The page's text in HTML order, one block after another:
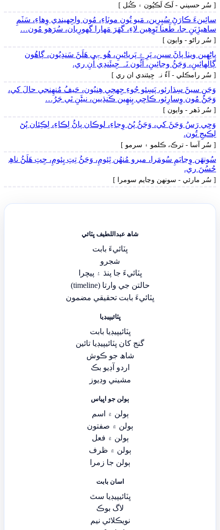
[ سُر حسيني - لَڪ لَڪيُون ۽ ڪُٺل ]
سائِينءَ ڪارَڻِ سُپِرِين، مَيو تُون موٽاءِ، مُون واجِهيندي وِھاءِ، سَٺَمِ
ساھيڙِيَنِ جا، طَعنا تَوِھِين لاءِ، گهَرَ مَھارا گهورِيان، سُرَھو مُون…
[ سُر راڻو - وايون ]
پاڻِهين ويٺا پاڻَ سين، پَرِ ۾ پَرياڻينِ، ھُو جٖي ھَلَڻَ سَندِيُون، ڳاھُون
ڳالَهائِينِ، وَڃَڻُ وڃائِينِ، آئُون نَہ جِيئَندِي اُنِ ري.
[ سُر رامڪلي - آءٌ نہ جِيئندي ان ري ]
وَڃَنِ سيڻَ سِڌارئو، پَسِئو جُوءِ جِهڄي ھِنيُون، حَيفُ مُنھِنجي حالَ کي،
وَڃَڻُ مُون وِسارِئو، ڪاڇي ٻِنهِين ڪَنڌِيين، نيڻَنِ ٿي جَرُ…
[ سُر ڏھر - وايون ]
وَڃِي رَسُ وَڃَڻَ کي، وَڃَڻُ پُڻ وِڃاءِ، لوڪان پاڻُ لِڪاءِ، لِڪِئان پُڻ
لِڪيجِ تُون.
[ سُر آسا - ترڪ، ڪلمو ۽ سرمو ]
سُونھَن وِڃايَمِ سُومَرا، ميرو مُنھُن ٿِئومِ، وَڃَڻُ تِتِ پِئومِ، جِتِ ھَلَڻُ ناھِ
حُسُنَ ري.
[ سُر مارئي - سونھن وڃايم سومرا ]
شاھ عبداللطيف ڀٽائي
ڀٽائيءَ بابت
شجرو
ڀٽائيءَ جا پنڌ ۽ پيچرا
حالتن جي وارتا (timeline)
ڀٽائيءَ بابت تحقيقي مضمون
ڀٽائيپيڊيا
ڀٽائيپيڊيا بابت
گنج کان ڀٽائيپيڊيا تائين
شاھ جو ڪوش
اردو آڊيو بڪ
مشيني وڊيوز
ٻولن جو اڀياس
ٻولن ۾ اسم
ٻولن ۾ صفتون
ٻولن ۾ فعل
ٻولن ۾ ظرف
ٻولن جا زمرا
اسان بابت
ڀٽائيپيڊيا سٿ
لاگ بوڪ
نويڪلائي نيم